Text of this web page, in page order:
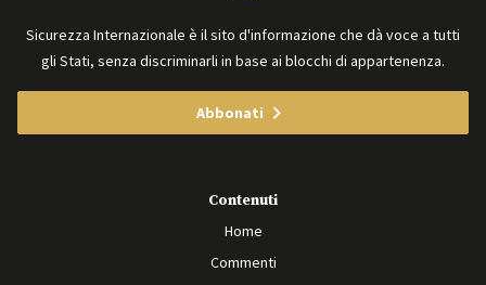
Sicurezza Internazionale è il sito d'informazione che dà voce a tutti
gli Stati, senza discriminarli in base ai blocchi di appartenenza.
Abbonati
Contenuti
Home
Commenti